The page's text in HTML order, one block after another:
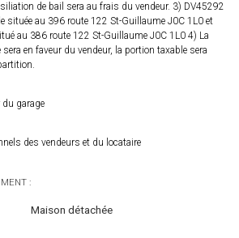
de bail sera au frais du vendeur. 3) DV45292
située au 396 route 122 St-Guillaume J0C 1L0 et
au 386 route 122 St-Guillaume J0C 1L0 4) La
en faveur du vendeur, la portion taxable sera
garage
des vendeurs et du locataire
:
Maison détachée